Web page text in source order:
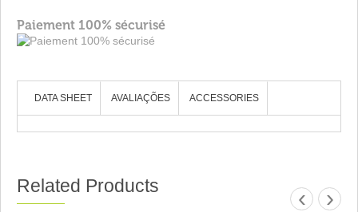
Paiement 100% sécurisé
DATA SHEET AVALIAÇÕES ACCESSORIES
Related Products ‹ ›